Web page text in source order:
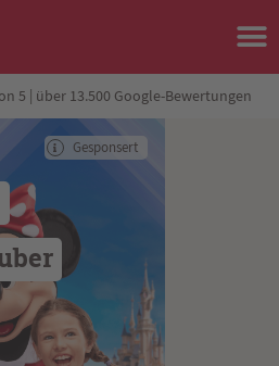
5 | über 13.500 Google-Bewertungen
Gesponsert